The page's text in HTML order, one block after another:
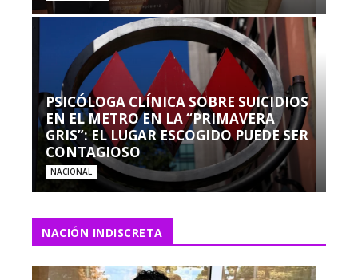
PSICÓLOGA CLÍNICA SOBRE SUICIDIOS
EN EL METRO EN LA “PRIMAVERA
GRIS”: EL LUGAR ESCOGIDO PUEDE SER
CONTAGIOSO
NACIONAL
NACIÓN INDISCRETA